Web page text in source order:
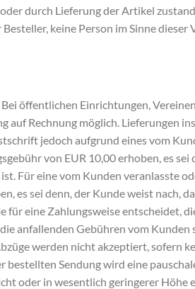
durch Lieferung der Artikel
keine Person im Sinne
öffentlichen Einrichtungen,
Rechnung möglich. Lieferungen
jedoch aufgrund eines vom
von EUR 10,00 erhoben, es
Für eine vom Kunden veranlasste
es sei denn, der Kunde weist nach,
für eine Zahlungsweise entscheidet,
anfallenden Gebühren vom Kunden
werden nicht akzeptiert, sofern
Sendung wird eine
oder in wesentlich geringerer